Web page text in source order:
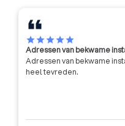
starstarstarstarstar
Adressen van bekwame
Adressen van bekwame
heel tevreden.